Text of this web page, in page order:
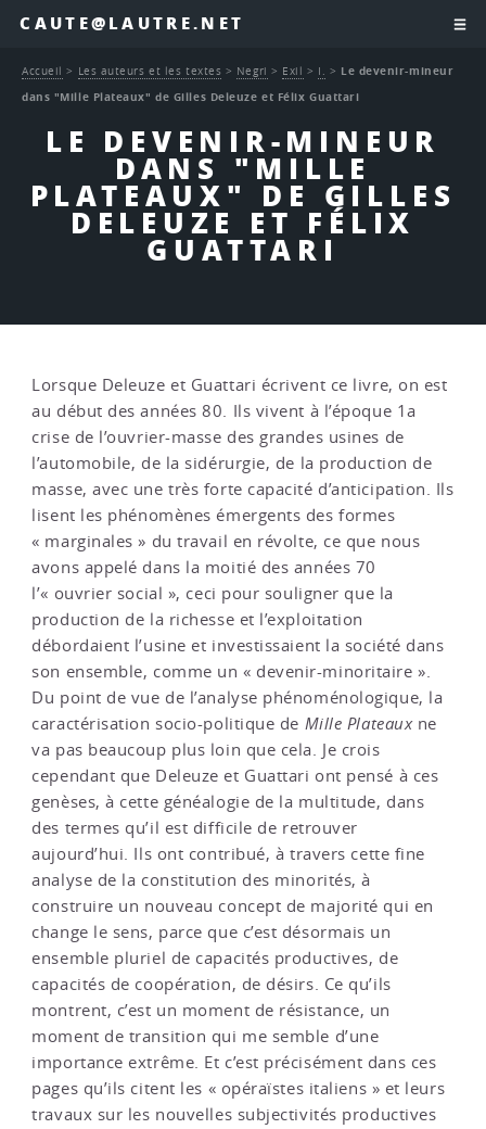
CAUTE@LAUTRE.NET
LE DEVENIR-MINEUR
DANS "MILLE
PLATEAUX" DE GILLES
DELEUZE ET FÉLIX
GUATTARI
Accueil > Les auteurs et les textes > Negri > Exil > I. > Le devenir-mineur
dans "Mille Plateaux" de Gilles Deleuze et Félix Guattari
Lorsque Deleuze et Guattari écrivent ce livre, on est
au début des années 80. Ils vivent à l’époque 1a
crise de l’ouvrier-masse des grandes usines de
l’automobile, de la sidérurgie, de la production de
masse, avec une très forte capacité d’anticipation. Ils
lisent les phénomènes émergents des formes
« marginales » du travail en révolte, ce que nous
avons appelé dans la moitié des années 70
l’« ouvrier social », ceci pour souligner que la
production de la richesse et l’exploitation
débordaient l’usine et investissaient la société dans
son ensemble, comme un « devenir-minoritaire ».
Du point de vue de l’analyse phénoménologique, la
caractérisation socio-politique de Mille Plateaux ne
va pas beaucoup plus loin que cela. Je crois
cependant que Deleuze et Guattari ont pensé à ces
genèses, à cette généalogie de la multitude, dans
des termes qu’il est difficile de retrouver
aujourd’hui. Ils ont contribué, à travers cette fine
analyse de la constitution des minorités, à
construire un nouveau concept de majorité qui en
change le sens, parce que c’est désormais un
ensemble pluriel de capacités productives, de
capacités de coopération, de désirs. Ce qu’ils
montrent, c’est un moment de résistance, un
moment de transition qui me semble d’une
importance extrême. Et c’est précisément dans ces
pages qu’ils citent les « opéraïstes italiens » et leurs
travaux sur les nouvelles subjectivités productives